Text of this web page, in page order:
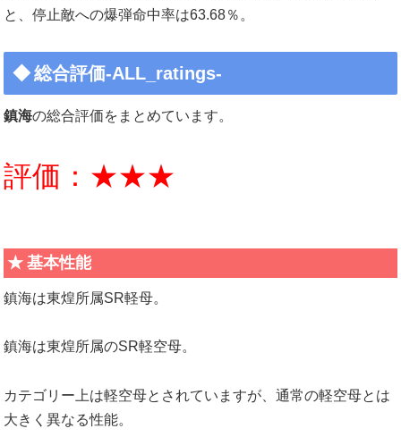
と、停止敵への爆弾命中率は63.68％。
総合評価-ALL_ratings-
鎮海の総合評価をまとめています。
評価：★★★
基本性能
鎮海は東煌所属SR軽母。
鎮海は東煌所属のSR軽空母。
カテゴリー上は軽空母とされていますが、通常の軽空母とは
大きく異なる性能。